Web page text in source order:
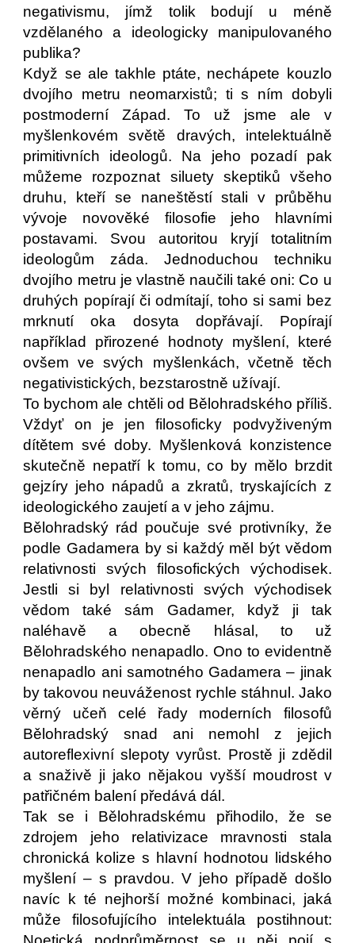
negativismu, jímž tolik bodují u méně
vzdělaného a ideologicky manipulovaného
publika?
Když se ale takhle ptáte, nechápete kouzlo
dvojího metru neomarxistů; ti s ním dobyli
postmoderní Západ. To už jsme ale v
myšlenkovém světě dravých, intelektuálně
primitivních ideologů. Na jeho pozadí pak
můžeme rozpoznat siluety skeptiků všeho
druhu, kteří se naneštěstí stali v průběhu
vývoje novověké filosofie jeho hlavními
postavami. Svou autoritou kryjí totalitním
ideologům záda. Jednoduchou techniku
dvojího metru je vlastně naučili také oni: Co u
druhých popírají či odmítají, toho si sami bez
mrknutí oka dosyta dopřávají. Popírají
například přirozené hodnoty myšlení, které
ovšem ve svých myšlenkách, včetně těch
negativistických, bezstarostně užívají.
To bychom ale chtěli od Bělohradského příliš.
Vždyť on je jen filosoficky podvyživeným
dítětem své doby. Myšlenková konzistence
skutečně nepatří k tomu, co by mělo brzdit
gejzíry jeho nápadů a zkratů, tryskajících z
ideologického zaujetí a v jeho zájmu.
Bělohradský rád poučuje své protivníky, že
podle Gadamera by si každý měl být vědom
relativnosti svých filosofických východisek.
Jestli si byl relativnosti svých východisek
vědom také sám Gadamer, když ji tak
naléhavě a obecně hlásal, to už
Bělohradského nenapadlo. Ono to evidentně
nenapadlo ani samotného Gadamera – jinak
by takovou neuváženost rychle stáhnul. Jako
věrný učeň celé řady moderních filosofů
Bělohradský snad ani nemohl z jejich
autoreflexivní slepoty vyrůst. Prostě ji zdědil
a snaživě ji jako nějakou vyšší moudrost v
patřičném balení předává dál.
Tak se i Bělohradskému přihodilo, že se
zdrojem jeho relativizace mravnosti stala
chronická kolize s hlavní hodnotou lidského
myšlení – s pravdou. V jeho případě došlo
navíc k té nejhorší možné kombinaci, jaká
může filosofujícího intelektuála postihnout: